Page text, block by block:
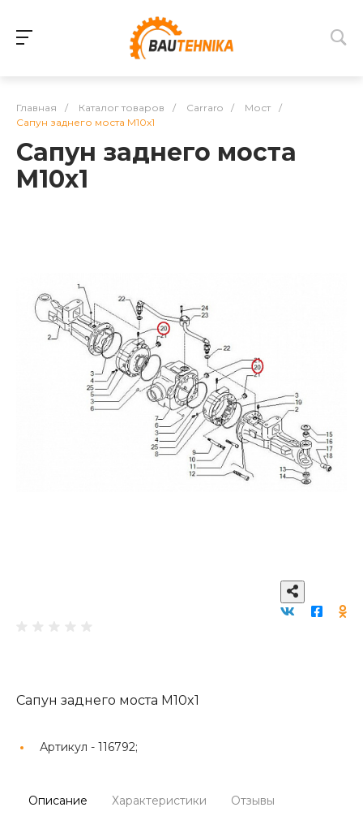
Главная / Каталог товаров / Carraro / Мост
/
Сапун заднего моста M10x1
Сапун заднего моста
M10x1
Сапун заднего моста M10x1
Артикул - 116792;
Описание Характеристики Отзывы